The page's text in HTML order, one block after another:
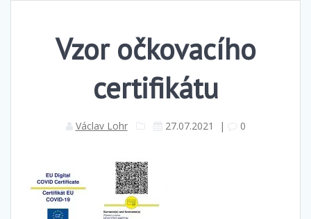
Vzor očkovacího
certifikátu
Václav Lohr 27.07.2021 | 0